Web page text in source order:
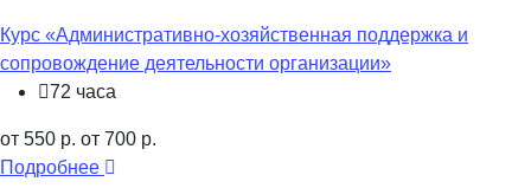
Курс «Административно-хозяйственная поддержка и
сопровождение деятельности организации»
72 часа
от 550 р. от 700 р.
Подробнее